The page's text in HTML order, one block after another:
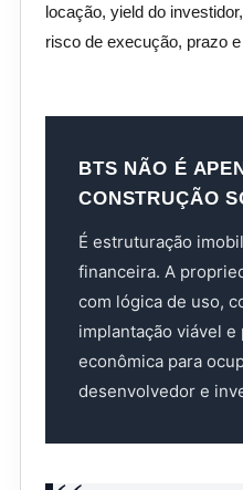
locação, yield do
risco de execução, prazo
BTS NÃO É
CONSTRUÇÃO
É estruturação
financeira. A
com lógica de uso,
implantação viável e
econômica para
desenvolvedor e